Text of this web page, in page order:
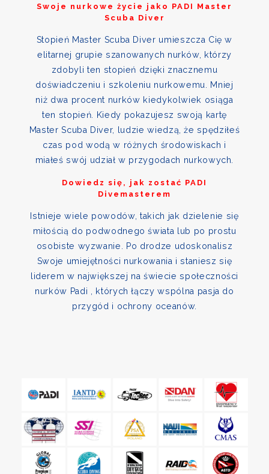
Swoje nurkowe życie jako PADI Master
Scuba Diver
Stopień Master Scuba Diver umieszcza Cię w
elitarnej grupie szanowanych nurków, którzy
zdobyli ten stopień dzięki znacznemu
doświadczeniu i szkoleniu nurkowemu. Mniej
niż dwa procent nurków kiedykolwiek osiąga
ten stopień. Kiedy pokazujesz swoją kartę
Master Scuba Diver, ludzie wiedzą, że spędziłeś
czas pod wodą w różnych środowiskach i
miałeś swój udział w przygodach nurkowych.
Dowiedz się, jak zostać PADI
Divemasterem
Istnieje wiele powodów, takich jak dzielenie się
miłością do podwodnego świata lub po prostu
osobiste wyzwanie. Po drodze udoskonalisz
Swoje umiejętności nurkowania i staniesz się
liderem w największej na świecie społeczności
nurków Padi , których łączy wspólna pasja do
przygód i ochrony oceanów.